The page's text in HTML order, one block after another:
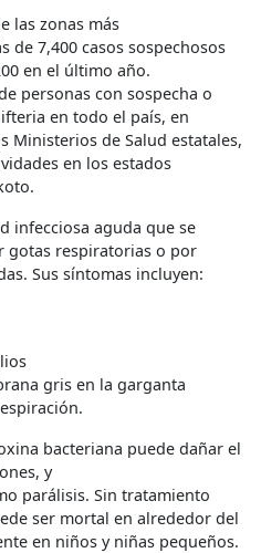
las zonas más
de 7,400 casos sospechosos
en el último año.
personas con sospecha o
en todo el país, en
Ministerios de Salud estatales,
en los estados
infecciosa aguda que se
gotas respiratorias o por
Sus síntomas incluyen:
gris en la garganta
bacteriana puede dañar el
y
parálisis. Sin tratamiento
ser mortal en alrededor del
en niños y niñas pequeños.